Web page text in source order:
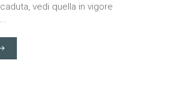
vedi quella in vigore